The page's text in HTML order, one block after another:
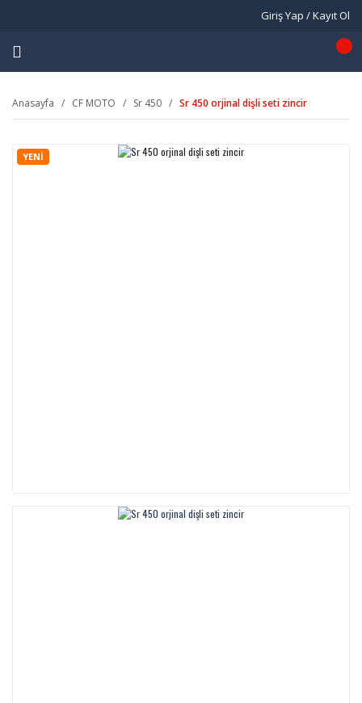
Giriş Yap / Kayıt Ol
Anasayfa CF MOTO Sr 450 Sr 450 orjinal dişli seti zincir
YENİ